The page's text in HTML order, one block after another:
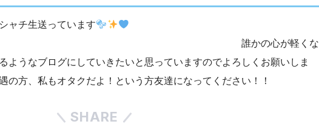
ャチ生送っています
心が軽くな
ようなブログにしていきたいと思っていますのでよろしくお願いしま
の方、私もオタクだよ！という方友達になってください！！
SHARE